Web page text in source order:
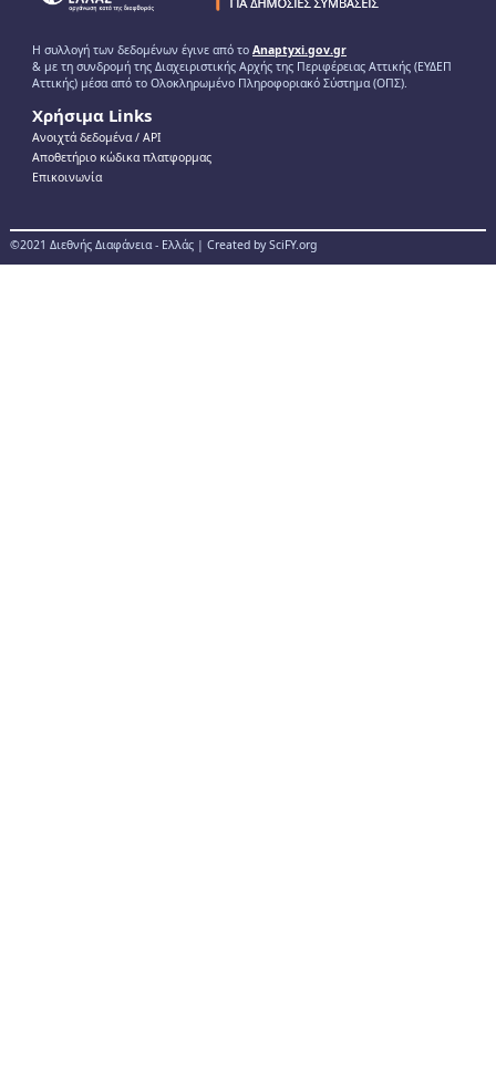
Η συλλογή των δεδομένων έγινε από το Anaptyxi.gov.gr
& με τη συνδρομή της Διαχειριστικής Αρχής της Περιφέρειας Αττικής (ΕΥΔΕΠ
Αττικής) μέσα από το Ολοκληρωμένο Πληροφοριακό Σύστημα (ΟΠΣ).
Χρήσιμα Links
Ανοιχτά δεδομένα / ΑPI
Αποθετήριο κώδικα πλατφορμας
Επικοινωνία
©2021 Διεθνής Διαφάνεια - Ελλάς | Created by SciFY.org